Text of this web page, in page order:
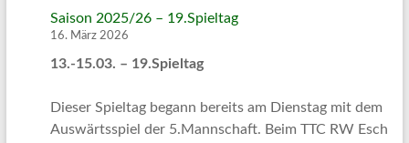
Saison 2025/26 – 19.Spieltag
16. März 2026
13.-15.03. – 19.Spieltag
Dieser Spieltag begann bereits am Dienstag mit dem
Auswärtsspiel der 5.Mannschaft. Beim TTC RW Esch